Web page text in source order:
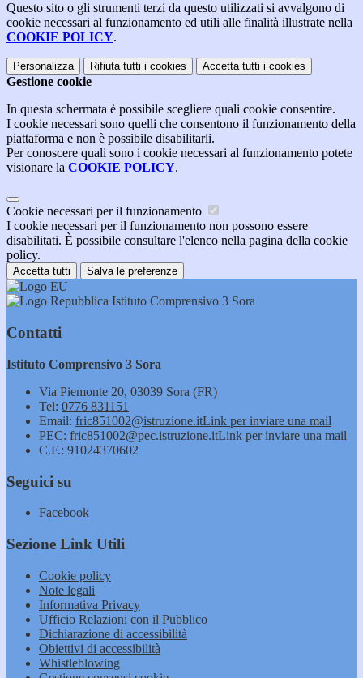
Questo sito o gli strumenti terzi da questo utilizzati si avvalgono di
cookie necessari al funzionamento ed utili alle finalità illustrate nella
COOKIE POLICY.
Personalizza Rifiuta tutti i cookies Accetta tutti i cookies
Gestione cookie
In questa schermata è possibile scegliere quali cookie consentire.
I cookie necessari sono quelli che consentono il funzionamento della
piattaforma e non è possibile disabilitarli.
Per conoscere quali sono i cookie necessari al funzionamento potete
visionare la COOKIE POLICY.
Cookie necessari per il funzionamento
I cookie necessari per il funzionamento non possono essere
disabilitati. È possibile consultare l'elenco nella pagina della cookie
policy.
Accetta tutti Salva le preferenze
Istituto Comprensivo 3 Sora
Contatti
Istituto Comprensivo 3 Sora
Via Piemonte 20, 03039 Sora (FR)
Tel: 0776 831151
Email: fric851002@istruzione.itLink per inviare una mail
PEC: fric851002@pec.istruzione.itLink per inviare una mail
C.F.: 91024370602
Seguici su
Facebook
Sezione Link Utili
Cookie policy
Note legali
Informativa Privacy
Ufficio Relazioni con il Pubblico
Dichiarazione di accessibilità
Obiettivi di accessibilità
Whistleblowing